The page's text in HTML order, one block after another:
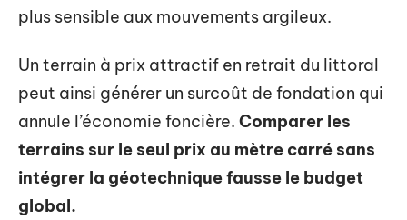
plus sensible aux mouvements argileux.
Un terrain à prix attractif en retrait du littoral
peut ainsi générer un surcoût de fondation qui
annule l’économie foncière. Comparer les
terrains sur le seul prix au mètre carré sans
intégrer la géotechnique fausse le budget
global.